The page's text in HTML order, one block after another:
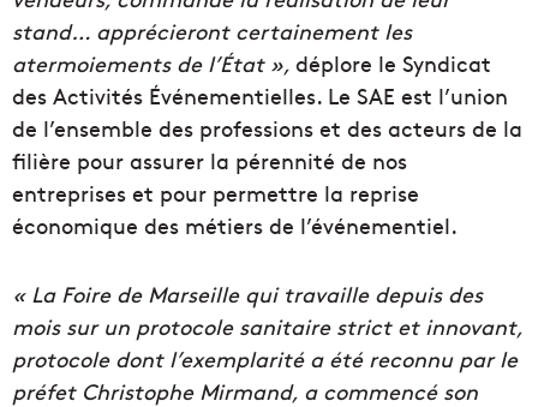
stand… apprécieront certainement les
atermoiements de l’État », déplore le Syndicat
des Activités Événementielles. Le SAE est l’union
de l’ensemble des professions et des acteurs de la
filière pour assurer la pérennité de nos
entreprises et pour permettre la reprise
économique des métiers de l’événementiel.
« La Foire de Marseille qui travaille depuis des
mois sur un protocole sanitaire strict et innovant,
protocole dont l’exemplarité a été reconnu par le
préfet Christophe Mirmand, a commencé son